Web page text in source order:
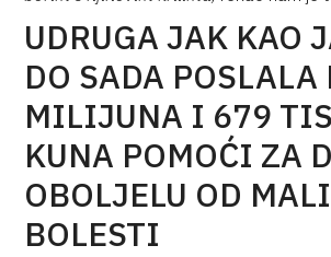
UDRUGA JAK KAO
DO SADA POSLALA
MILIJUNA I 679
KUNA POMOĆI ZA
OBOLJELU OD
BOLESTI